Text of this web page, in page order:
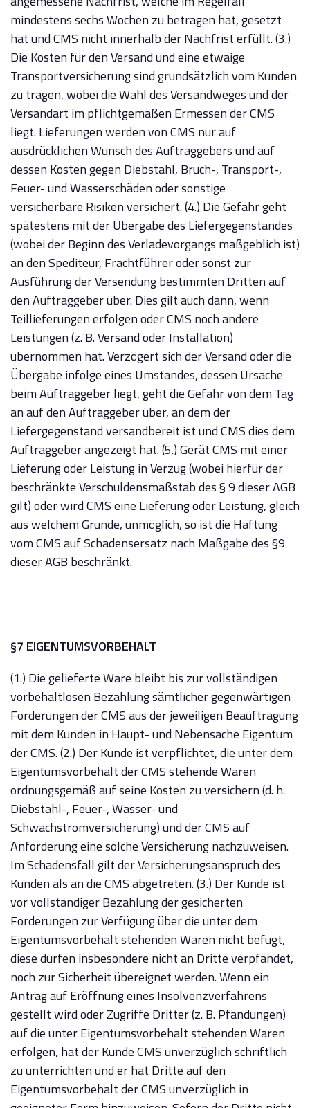
mindestens sechs Wochen zu betragen hat, gesetzt
hat und CMS nicht innerhalb der Nachfrist erfüllt. (3.)
Die Kosten für den Versand und eine etwaige
Transportversicherung sind grundsätzlich vom Kunden
zu tragen, wobei die Wahl des Versandweges und der
Versandart im pflichtgemäßen Ermessen der CMS
liegt. Lieferungen werden von CMS nur auf
ausdrücklichen Wunsch des Auftraggebers und auf
dessen Kosten gegen Diebstahl, Bruch-, Transport-,
Feuer- und Wasserschäden oder sonstige
versicherbare Risiken versichert. (4.) Die Gefahr geht
spätestens mit der Übergabe des Liefergegenstandes
(wobei der Beginn des Verladevorgangs maßgeblich ist)
an den Spediteur, Frachtführer oder sonst zur
Ausführung der Versendung bestimmten Dritten auf
den Auftraggeber über. Dies gilt auch dann, wenn
Teillieferungen erfolgen oder CMS noch andere
Leistungen (z. B. Versand oder Installation)
übernommen hat. Verzögert sich der Versand oder die
Übergabe infolge eines Umstandes, dessen Ursache
beim Auftraggeber liegt, geht die Gefahr von dem Tag
an auf den Auftraggeber über, an dem der
Liefergegenstand versandbereit ist und CMS dies dem
Auftraggeber angezeigt hat. (5.) Gerät CMS mit einer
Lieferung oder Leistung in Verzug (wobei hierfür der
beschränkte Verschuldensmaßstab des § 9 dieser AGB
gilt) oder wird CMS eine Lieferung oder Leistung, gleich
aus welchem Grunde, unmöglich, so ist die Haftung
vom CMS auf Schadensersatz nach Maßgabe des §9
dieser AGB beschränkt.
§7 EIGENTUMSVORBEHALT
(1.) Die gelieferte Ware bleibt bis zur vollständigen
vorbehaltlosen Bezahlung sämtlicher gegenwärtigen
Forderungen der CMS aus der jeweiligen Beauftragung
mit dem Kunden in Haupt- und Nebensache Eigentum
der CMS. (2.) Der Kunde ist verpflichtet, die unter dem
Eigentumsvorbehalt der CMS stehende Waren
ordnungsgemäß auf seine Kosten zu versichern (d. h.
Diebstahl-, Feuer-, Wasser- und
Schwachstromversicherung) und der CMS auf
Anforderung eine solche Versicherung nachzuweisen.
Im Schadensfall gilt der Versicherungsanspruch des
Kunden als an die CMS abgetreten. (3.) Der Kunde ist
vor vollständiger Bezahlung der gesicherten
Forderungen zur Verfügung über die unter dem
Eigentumsvorbehalt stehenden Waren nicht befugt,
diese dürfen insbesondere nicht an Dritte verpfändet,
noch zur Sicherheit übereignet werden. Wenn ein
Antrag auf Eröffnung eines Insolvenzverfahrens
gestellt wird oder Zugriffe Dritter (z. B. Pfändungen)
auf die unter Eigentumsvorbehalt stehenden Waren
erfolgen, hat der Kunde CMS unverzüglich schriftlich
zu unterrichten und er hat Dritte auf den
Eigentumsvorbehalt der CMS unverzüglich in